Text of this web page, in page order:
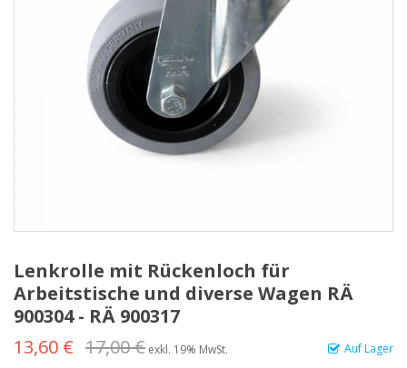
Lenkrolle mit Rückenloch für
Arbeitstische und diverse Wagen RÄ
900304 - RÄ 900317
Auf Lager
13,60 € 17,00 € exkl. 19% MwSt.